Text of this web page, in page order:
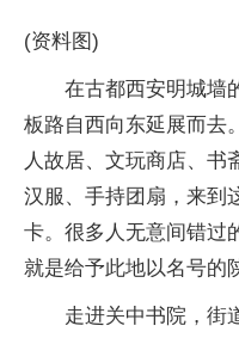
(资料图)
在古都西安明城墙
板路自西向东延展而去
人故居、文玩商店、书
汉服、手持团扇，来到
卡。很多人无意间错过
就是给予此地以名号
走进关中书院，街